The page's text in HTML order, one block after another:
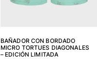
BAÑADOR CON BORDADO
MICRO TORTUES DIAGONALES
– EDICIÓN LIMITADA